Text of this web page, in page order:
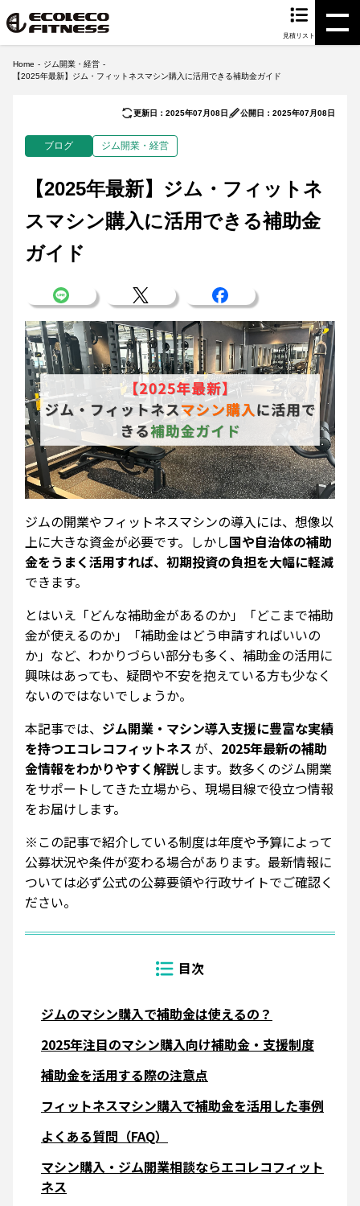
見積リスト
Home
ジム開業・経営
【2025年最新】ジム・フィットネスマシン購入に活用できる補助金ガイド
更新日：2025年07月08日 公開日：2025年07月08日
ブログ ジム開業・経営
【2025年最新】ジム・フィットネ
スマシン購入に活用できる補助金
ガイド
ジムの開業やフィットネスマシンの導入には、想像以
上に大きな資金が必要です。しかし国や自治体の補助
金をうまく活用すれば、初期投資の負担を大幅に軽減
できます。
とはいえ「どんな補助金があるのか」「どこまで補助
金が使えるのか」「補助金はどう申請すればいいの
か」など、わかりづらい部分も多く、補助金の活用に
興味はあっても、疑問や不安を抱えている方も少なく
ないのではないでしょうか。
本記事では、 ジム開業・マシン導入支援に豊富な実績
を持つエコレコフィットネス が、 2025年最新の補助
金情報をわかりやすく解説します。数多くのジム開業
をサポートしてきた立場から、現場目線で役立つ情報
をお届けします。
※この記事で紹介している制度は年度や予算によって
公募状況や条件が変わる場合があります。最新情報に
ついては必ず公式の公募要領や行政サイトでご確認く
ださい。
ジムのマシン購入で補助金は使えるの？
2025年注目のマシン購入向け補助金・支援制度
補助金を活用する際の注意点
フィットネスマシン購入で補助金を活用した事例
よくある質問（FAQ）
マシン購入・ジム開業相談ならエコレコフィット
ネス